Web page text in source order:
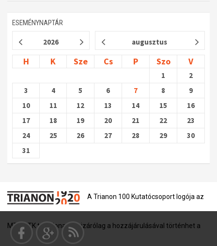
ESEMÉNYNAPTÁR
2026 augusztus
H K Sze Cs P Szo V
1
2
3
4 5 6 7 8
9
10
11 12 13 14 15
16
17
18 19 20 21 22
23
24
25 26 27 28 29
30
31
A Trianon 100 Kutatócsoport logója az
MTA BTK tulajdona, és kizárólag a hozzájárulásával történhet a